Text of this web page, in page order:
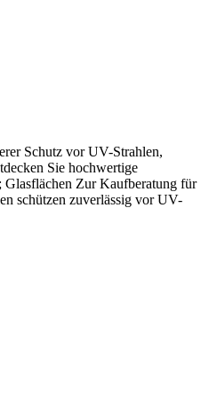
Schutz vor UV-Strahlen,
Sie hochwertige
Zur Kaufberatung für
schützen zuverlässig vor UV-